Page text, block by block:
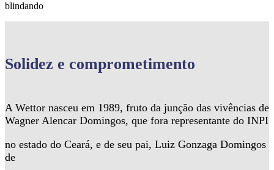
blindando
Solidez e comprometimento
A Wettor nasceu em 1989, fruto da junção das vivências de
Wagner Alencar Domingos, que fora representante do INPI
no estado do Ceará, e de seu pai, Luiz Gonzaga Domingos
de